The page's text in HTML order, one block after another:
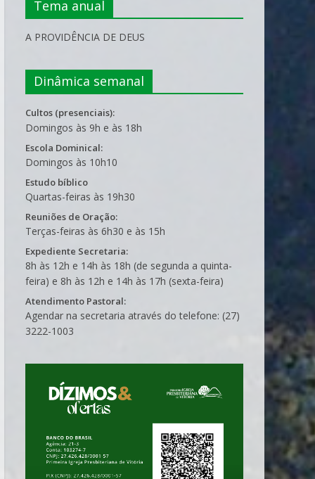
Tema anual
A PROVIDÊNCIA DE DEUS
Dinâmica semanal
Cultos (presenciais):
Domingos às 9h e às 18h
Escola Dominical:
Domingos às 10h10
Estudo bíblico
Quartas-feiras às 19h30
Reuniões de Oração:
Terças-feiras às 6h30 e às 15h
Expediente Secretaria:
8h às 12h e 14h às 18h (de segunda a quinta-
feira) e 8h às 12h e 14h às 17h (sexta-feira)
Atendimento Pastoral:
Agendar na secretaria através do telefone: (27)
3222-1003